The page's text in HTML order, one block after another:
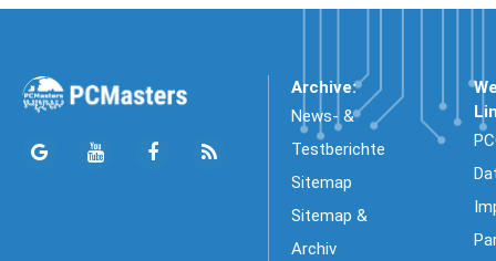
Archive:
News- &
Testberichte
Sitemap
Sitemap &
Archiv